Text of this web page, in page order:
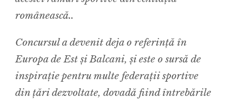
românească..
Concursul a devenit deja o referință în
Europa de Est și Balcani, și este o sursă de
inspirație pentru multe federații sportive
din țări dezvoltate, dovadă fiind întrebările